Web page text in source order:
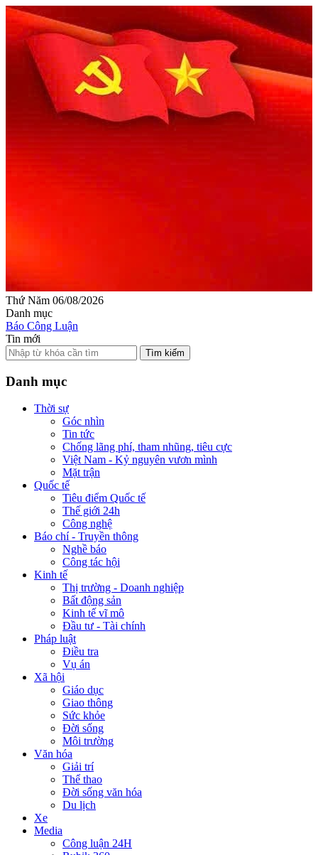
Thứ Năm 06/08/2026
Danh mục
Báo Công Luận
Tin mới
Tìm kiếm
Danh mục
Thời sự
Góc nhìn
Tin tức
Chống lãng phí, tham nhũng, tiêu cực
Việt Nam - Kỷ nguyên vươn mình
Mặt trận
Quốc tế
Tiêu điểm Quốc tế
Thế giới 24h
Công nghệ
Báo chí - Truyền thông
Nghề báo
Công tác hội
Kinh tế
Thị trường - Doanh nghiệp
Bất động sản
Kinh tế vĩ mô
Đầu tư - Tài chính
Pháp luật
Điều tra
Vụ án
Xã hội
Giáo dục
Giao thông
Sức khỏe
Đời sống
Môi trường
Văn hóa
Giải trí
Thể thao
Đời sống văn hóa
Du lịch
Xe
Media
Công luận 24H